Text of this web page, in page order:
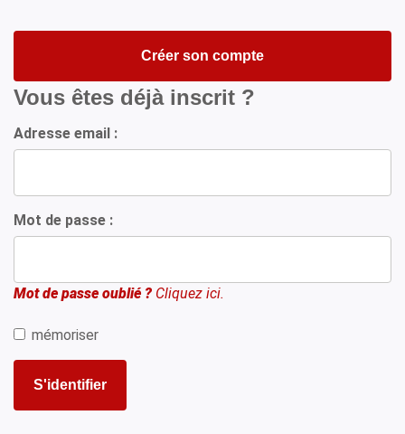
Créer son compte
Vous êtes déjà inscrit ?
Adresse email :
Mot de passe :
Mot de passe oublié ? Cliquez ici.
mémoriser
S'identifier